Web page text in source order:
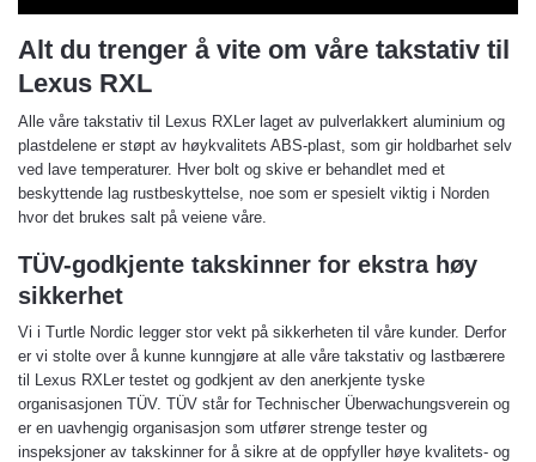
Alt du trenger å vite om våre takstativ til
Lexus RXL
Alle våre takstativ til Lexus RXLer laget av pulverlakkert aluminium og
plastdelene er støpt av høykvalitets ABS-plast, som gir holdbarhet selv
ved lave temperaturer. Hver bolt og skive er behandlet med et
beskyttende lag rustbeskyttelse, noe som er spesielt viktig i Norden
hvor det brukes salt på veiene våre.
TÜV-godkjente takskinner for ekstra høy
sikkerhet
Vi i Turtle Nordic legger stor vekt på sikkerheten til våre kunder. Derfor
er vi stolte over å kunne kunngjøre at alle våre takstativ og lastbærere
til Lexus RXLer testet og godkjent av den anerkjente tyske
organisasjonen TÜV. TÜV står for Technischer Überwachungsverein og
er en uavhengig organisasjon som utfører strenge tester og
inspeksjoner av takskinner for å sikre at de oppfyller høye kvalitets- og